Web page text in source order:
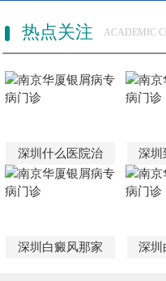
热点关注 ACADEMIC
深圳什么医院治 深圳
深圳白癜风那家 深圳